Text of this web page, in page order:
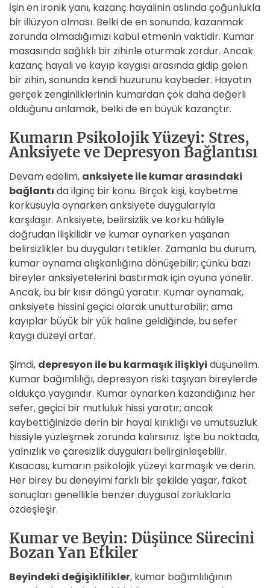
İşin en ironik yanı, kazanç hayalinin aslında çoğunlukla
bir illüzyon olması. Belki de en sonunda, kazanmak
zorunda olmadığımızı kabul etmenin vaktidir. Kumar
masasında sağlıklı bir zihinle oturmak zordur. Ancak
kazanç hayali ve kayıp kaygısı arasında gidip gelen
bir zihin, sonunda kendi huzurunu kaybeder. Hayatın
gerçek zenginliklerinin kumardan çok daha değerli
olduğunu anlamak, belki de en büyük kazançtır.
Kumarın Psikolojik Yüzeyi: Stres,
Anksiyete ve Depresyon Bağlantısı
Devam edelim, anksiyete ile kumar arasındaki
bağlantı da ilginç bir konu. Birçok kişi, kaybetme
korkusuyla oynarken anksiyete duygularıyla
karşılaşır. Anksiyete, belirsizlik ve korku hâliyle
doğrudan ilişkilidir ve kumar oynarken yaşanan
belirsizlikler bu duyguları tetikler. Zamanla bu durum,
kumar oynama alışkanlığına dönüşebilir; çünkü bazı
bireyler anksiyetelerini bastırmak için oyuna yönelir.
Ancak, bu bir kısır döngü yaratır. Kumar oynamak,
anksiyete hissini geçici olarak unutturabilir; ama
kayıplar büyük bir yük haline geldiğinde, bu sefer
kaygı düzeyi artar.
Şimdi, depresyon ile bu karmaşık ilişkiyi düşünelim.
Kumar bağımlılığı, depresyon riski taşıyan bireylerde
oldukça yaygındır. Kumar oynarken kazandığınız her
sefer, geçici bir mutluluk hissi yaratır; ancak
kaybettiğinizde derin bir hayal kırıklığı ve umutsuzluk
hissiyle yüzleşmek zorunda kalırsınız. İşte bu noktada,
yalnızlık ve çaresizlik duyguları belirginleşebilir.
Kısacası, kumarın psikolojik yüzeyi karmaşık ve derin.
Her birey bu deneyimi farklı bir şekilde yaşar, fakat
sonuçları genellikle benzer duygusal zorluklarla
özdeşleşir.
Kumar ve Beyin: Düşünce Sürecini
Bozan Yan Etkiler
Beyindeki değişiklilikler, kumar bağımlılığının